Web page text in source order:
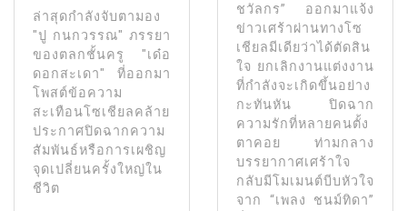
ล่าสุดกำลังจับตามอง
"ปู กนกวรรณ" ภรรยา
ของตลกชั้นครู "เด๋อ
ดอกสะเดา" ที่ออกมา
โพสต์ข้อความ
สะเทือนโซเชียลคล้าย
ประกาศปิดฉากความ
สัมพันธ์หรือการเผชิญ
จุดเปลี่ยนครั้งใหญ่ใน
ชีวิต
ชวัลกร” ออกมาแจ้ง
ข่าวเศร้าผ่านทางโซ
เชียลมีเดียว่าได้ตัดสิน
ใจ ยกเลิกงานแต่งงาน
ที่กำลังจะเกิดขึ้นอย่าง
กะทันหัน ปิดฉาก
ความรักที่หลายคนตั้ง
ตาคอย ท่ามกลาง
บรรยากาศเศร้าใจ
กลับมีโมเมนต์บีบหัวใจ
จาก “เพลง ชนม์ทิดา”